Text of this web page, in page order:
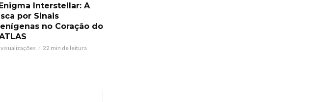
Interstellar: A
por Sinais
no Coração do
22 min de leitura